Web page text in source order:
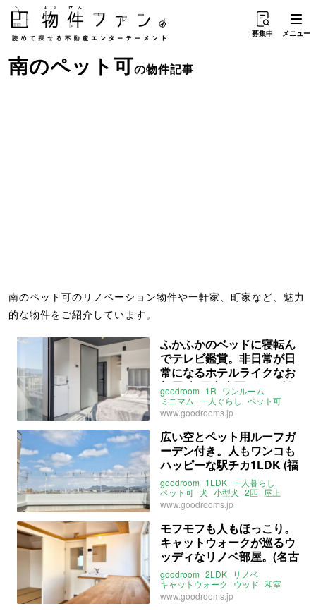
募集中 メニュー
南のペット可の物件記事
南のペット可のリノベーション物件や一軒家、町家など、魅力
的な物件をご紹介しています。
ふかふかのベッドに寝転ん
でテレビ鑑賞。非日常が日
常になるホテルライクなお
部屋 (福岡市南区26㎡の賃
貸物件)
goodroom 1R ワンルーム
ミニマム 一人ぐらし ペット可
小型犬 犬 ホテル
最上階 景観
ヴィンテージマンション
バルコニー 福岡
西鉄天神大牟田線
高宮駅
西鉄平尾駅 鹿児島本線 博多駅
博多
ライター：増成かおり 賃貸
www.goodrooms.jp
広い空とペット用ルーフガ
ーデン付き。人もワンコも
ハッピーな駅チカ1LDK (福
岡市東区40㎡の賃貸物件)
goodroom 1LDK 一人暮らし
ペット可 犬 小型犬 2匹 屋上
ルーフバルコニー
ドッグラン 足洗い場
福岡
鹿児島本線
箱崎駅
福岡市箱崎線 箱崎九大前駅
ライター：増成かおり 賃貸
www.goodrooms.jp
モフモフも人もほっこり。
キャットウォークが巡るウ
ッディなリノベ部屋。(名古
屋市守山区45㎡の賃貸物
件)
goodroom 2LDK リノベ
キャットウォーク
ウッド 和室
ペット可 猫 小型犬
フローリング 最上階
www.goodrooms.jp